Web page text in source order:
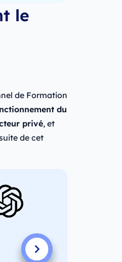
le
de Formation
du
privé, et
de cet